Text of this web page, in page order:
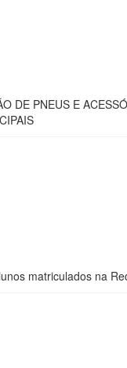
DE PNEUS E
matriculados na